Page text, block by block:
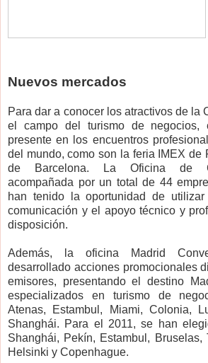
Nuevos mercados
Para dar a conocer los atractivos de la
el campo del turismo de negocios,
presente en los encuentros
del mundo, como son la feria IMEX de
de Barcelona. La Oficina de
acompañada por un total de 44
han tenido la oportunidad de
comunicación y el apoyo técnico y
disposición.
Además, la oficina Madrid
desarrollado acciones promocionales
emisores, presentando el destino
especializados en turismo de
Atenas, Estambul, Miami, Colonia,
Shanghái. Para el 2011, se han
Shanghái, Pekín, Estambul, Bruselas,
Helsinki y Copenhague.